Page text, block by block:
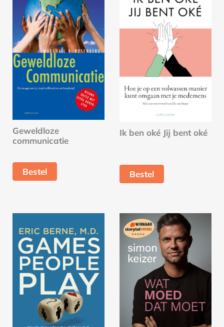
Geweldloze
communicatie
Bestel
Ik ben oké Jij bent oké
Bestel